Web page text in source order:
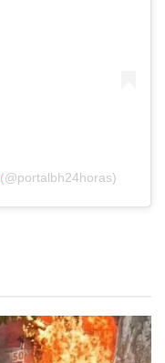
(@portalbh24horas)